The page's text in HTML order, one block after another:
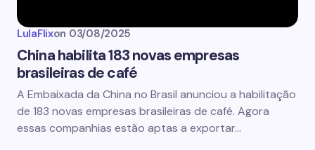
LulaFlixon 03/08/2025
China habilita 183 novas empresas
brasileiras de café
A Embaixada da China no Brasil anunciou a habilitação
de 183 novas empresas brasileiras de café. Agora
essas companhias estão aptas a exportar…